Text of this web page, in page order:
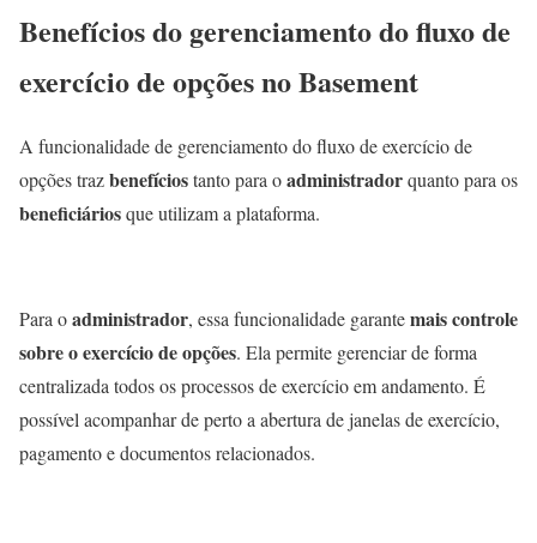
Benefícios do gerenciamento do fluxo de
exercício de opções no Basement
A funcionalidade de gerenciamento do fluxo de exercício de
opções trazbenefíciostanto para oadministradorquanto para os
beneficiáriosque utilizam a plataforma.
Para oadministrador, essa funcionalidade garantemais controle
sobre o exercício de opções. Ela permite gerenciar de forma
centralizada todos os processos de exercício em andamento. É
possível acompanhar de perto a abertura de janelas de exercício,
pagamento e documentos relacionados.